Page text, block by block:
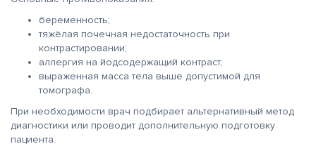
беременность;
тяжёлая почечная недостаточность при
контрастировании;
аллергия на йодсодержащий контраст;
выраженная масса тела выше допустимой для
томографа.
При необходимости врач подбирает альтернативный метод
диагностики или проводит дополнительную подготовку
пациента.